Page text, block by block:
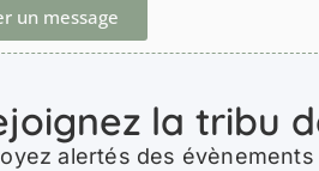
un message
la tribu
alertés des